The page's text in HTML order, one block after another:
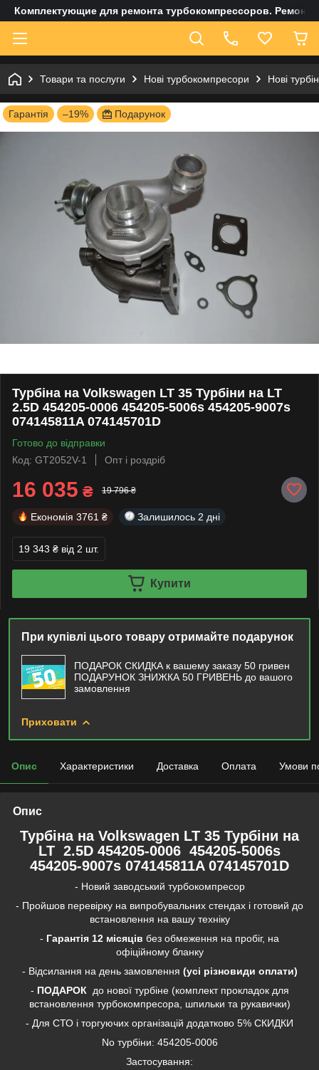
Комплектующие для ремонта турбокомпрессоров. Ремонт
Товари та послуги Нові турбокомпресори Нові
Гарантія –19% Подарунок
Турбіна на Volkswagen LT 35 Турбіни на LT
2.5D 454205-0006 454205-5006s 454205-9007s
074145811A 074145701D
Готово до відправки
Код: GT2052V-1
Опт і роздріб
16 035 ₴ 19 796 ₴
Економія 3761 ₴ Залишилось 2 дні
19 343 ₴ від 2 шт.
Купити
При купівлі цього товару отримайте подарунок
ПОДАРОК СКИДКА к вашему заказу 50 гривен
ПОДАРУНОК ЗНИЖКА 50 ГРИВЕНЬ до вашого
замовлення
Приховати
Опис Характеристики Доставка Оплата Умови
Опис
Турбіна на Volkswagen LT 35 Турбіни на
LT 2.5D 454205-0006 454205-5006s
454205-9007s 074145811A 074145701D
- Новий заводський турбокомпресор
- Пройшов перевірку на випробувальних стендах і готовий до
встановлення на вашу техніку
- Гарантія 12 місяців без обмеження на пробіг, на
офіційному бланку
- Відсилання на день замовлення (усі різновиди оплати)
- ПОДАРОК до нової турбіне (комплект прокладок для
встановлення турбокомпресора, шпильки та рукавички)
- Для СТО і торгуючих організацій додатково 5% СКИДКИ
No турбіни: 454205-0006
Застосування: